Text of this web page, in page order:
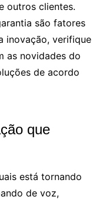
outros clientes.
são fatores
inovação, verifique
as novidades do
de acordo
que
está tornando
de voz,